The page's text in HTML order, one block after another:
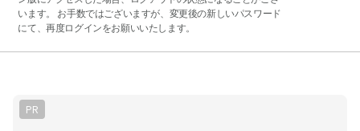
います。 お手数ではございますが、変更後の新しいパスワード
にて、再度ログインをお願いいたします。
PR